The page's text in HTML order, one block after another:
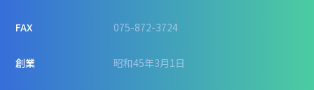
FAX 075-872-3724
創業 昭和45年3月1日